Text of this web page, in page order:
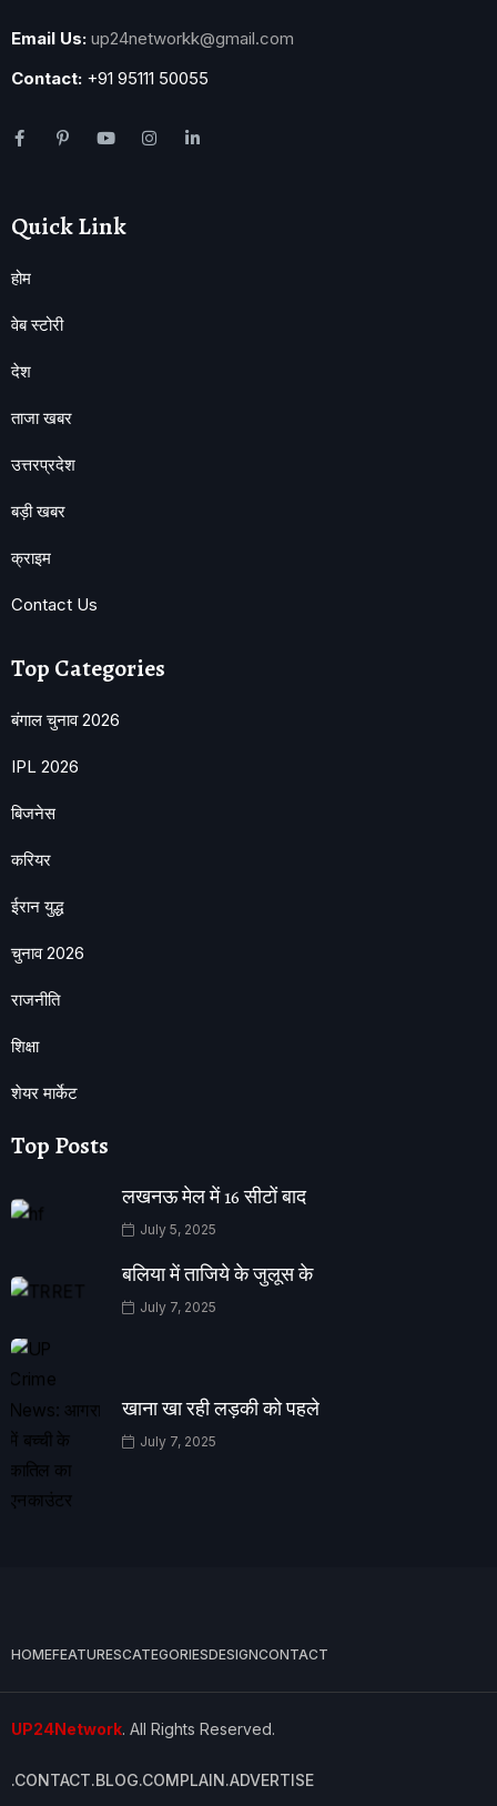
Email Us: up24networkk@gmail.com
Contact: +91 95111 50055
Quick Link
होम
वेब स्टोरी
देश
ताजा खबर
उत्तरप्रदेश
बड़ी खबर
क्राइम
Contact Us
Top Categories
बंगाल चुनाव 2026
IPL 2026
बिजनेस
करियर
ईरान युद्ध
चुनाव 2026
राजनीति
शिक्षा
शेयर मार्केट
Top Posts
लखनऊ मेल में 16 सीटों बाद
July 5, 2025
बलिया में ताजिये के जुलूस के
July 7, 2025
खाना खा रही लड़की को पहले
July 7, 2025
HOMEFEATURESCATEGORIESDESIGNCONTACT
UP24Network. All Rights Reserved.
.CONTACT.BLOG.COMPLAIN.ADVERTISE